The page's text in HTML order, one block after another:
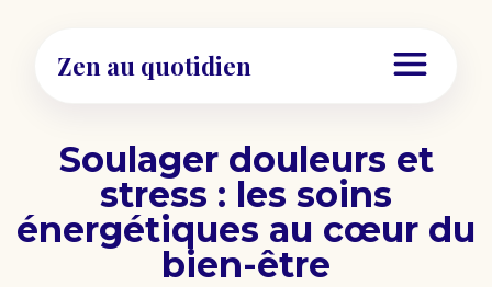
Zen au quotidien
Soulager douleurs et
stress : les soins
énergétiques au cœur du
bien-être